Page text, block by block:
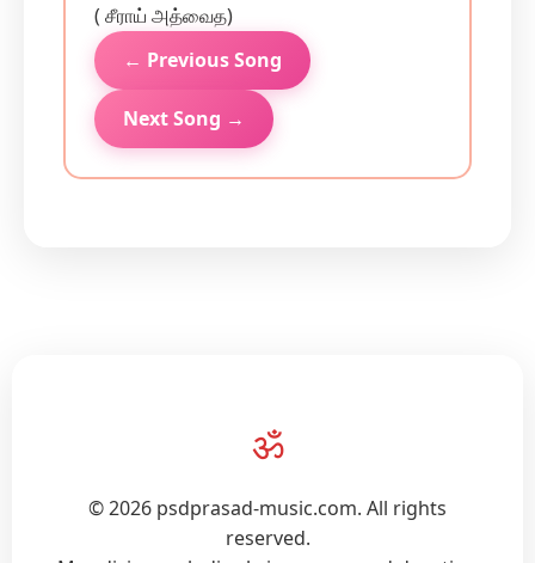
( சீராய் அத்வைத)
← Previous Song
Next Song →
ॐ
© 2026 psdprasad-music.com. All rights
reserved.